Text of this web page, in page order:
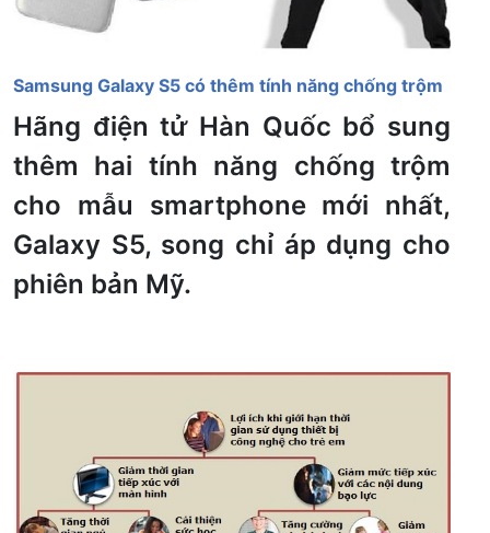
Samsung Galaxy S5 có thêm tính năng chống trộm
Hãng điện tử Hàn Quốc bổ sung
thêm hai tính năng chống trộm
cho mẫu smartphone mới nhất,
Galaxy S5, song chỉ áp dụng cho
phiên bản Mỹ.